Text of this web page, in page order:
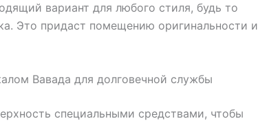
вариант для любого стиля, будь то
Это придаст помещению оригинальности и
Вавада для долговечной службы
специальными средствами, чтобы